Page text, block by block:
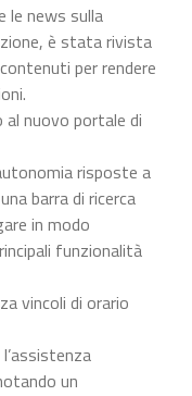
le news sulla
è stata rivista
per rendere
nuovo portale di
risposte a
barra di ricerca
in modo
funzionalità
vincoli di orario
un